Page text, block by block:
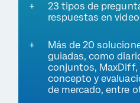
23 tipos de
respuestas en
Más de 20
guiadas, como
conjuntos, MaxDiff,
concepto y
de mercado, entre